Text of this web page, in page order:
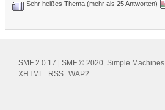
Sehr heißes Thema (mehr als 25 Antworten)
SMF 2.0.17 | SMF © 2020 Simple Machines
XHTML
RSS WAP2